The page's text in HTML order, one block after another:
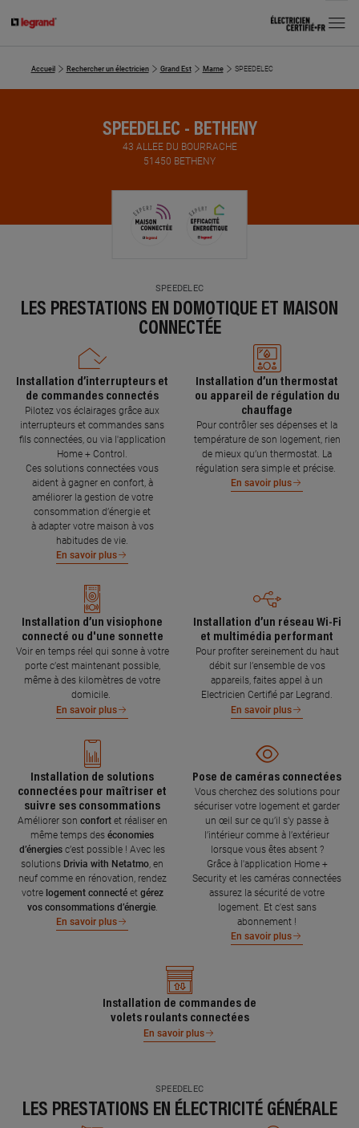
MENU
Accueil Rechercher un électricien Grand Est Marne SPEEDELEC
SPEEDELEC - BETHENY
43 ALLEE DU BOURRACHE
51450 BETHENY
SPEEDELEC
LES PRESTATIONS EN DOMOTIQUE ET MAISON
CONNECTÉE
Installation d’interrupteurs et
de commandes connectés
Pilotez vos éclairages grâce aux
interrupteurs et commandes sans
fils connectées, ou via l'application
Home + Control.
Ces solutions connectées vous
aident à gagner en confort, à
améliorer la gestion de votre
consommation d’énergie et
à adapter votre maison à vos
habitudes de vie.
En savoir plus
Installation d’un thermostat
ou appareil de régulation du
chauffage
Pour contrôler ses dépenses et la
température de son logement, rien
de mieux qu’un thermostat. La
régulation sera simple et précise.
En savoir plus
Installation d’un visiophone
connecté ou d'une sonnette
Voir en temps réel qui sonne à votre
porte c’est maintenant possible,
même à des kilomètres de votre
domicile.
En savoir plus
Installation d’un réseau Wi-Fi
et multimédia performant
Pour profiter sereinement du haut
débit sur l’ensemble de vos
appareils, faites appel à un
Electricien Certifié par Legrand.
En savoir plus
Installation de solutions
connectées pour maîtriser et
suivre ses consommations
Améliorer son confort et réaliser en
même temps des économies
d’énergies c’est possible ! Avec les
solutions Drivia with Netatmo , en
neuf comme en rénovation, rendez
votre logement connecté et gérez
vos consommations d’énergie.
En savoir plus
Pose de caméras connectées
Vous cherchez des solutions pour
sécuriser votre logement et garder
un œil sur ce qu’il s’y passe à
l’intérieur comme à l’extérieur
lorsque vous êtes absent ?
Grâce à l'application Home +
Security et les caméras connectées
assurez la sécurité de votre
logement. Et c'est sans
abonnement !
En savoir plus
Installation de commandes de
volets roulants connectées
En savoir plus
SPEEDELEC
LES PRESTATIONS EN ÉLECTRICITÉ GÉNÉRALE